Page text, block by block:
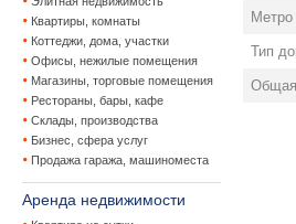
Квартиры, комнаты
Коттеджи, дома, участки
Офисы, нежилые помещения
Магазины, торговые помещения
Рестораны, бары, кафе
Склады, производства
Бизнес, сфера услуг
Продажа гаража, машиноместа
Аренда недвижимости
Метро
Тип